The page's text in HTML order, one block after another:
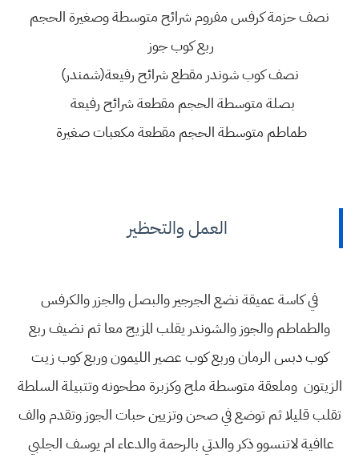
نصف حزمة كرفس مفروم شرائح متوسطة وصغيرة الحجم
ربع كوب جوز
نصف كوب شوندر مقطع شرائح رفيعة(شمندر)
بصلة متوسطة الحجم مقطعة شرائح رفيعة
طماطم متوسطة الحجم مقطعة مكعبات صغيرة
العمل والتحظير
في كاسة عميقة نضع الجرجير والبصل والجزر والكرفس
والطماطم والجوز والشوندر يقلب المزيج معا ثم نضيف ربع
كوب دبس الرمان وربع كوب عصير الليمون وربع كوب زيت
الزيتون وملعقة متوسطة ملح وكزبرة مطحونه وتتبيلة السلطة
تقلب قليلا ثم توضع في صحن وتزيين حبات الجوز وتقدم والف
عاافية لاتنسوو ذكر والدتي بالرحمة والدعاء ام يوسف الجلبي